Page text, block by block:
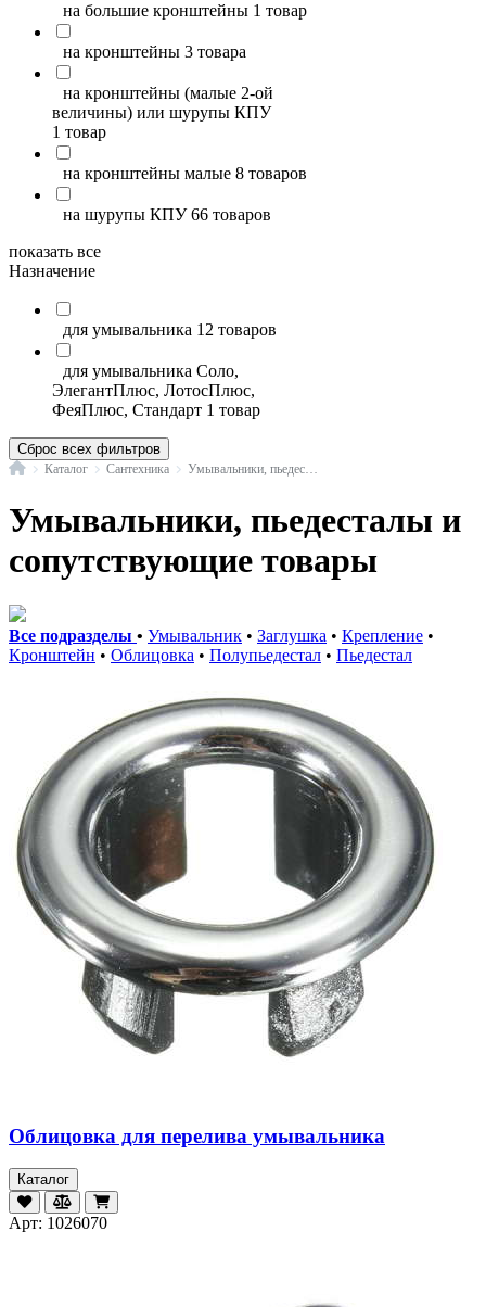
на большие кронштейны 1 товар
на кронштейны 3 товара
на кронштейны (малые 2-ой
величины) или шурупы КПУ
1 товар
на кронштейны малые 8 товаров
на шурупы КПУ 66 товаров
показать все
Назначение
для умывальника 12 товаров
для умывальника Соло,
ЭлегантПлюс, ЛотосПлюс,
ФеяПлюс, Стандарт 1 товар
Сброс всех фильтров
ГлавнаяКаталог Сантехника
Умывальники, пьедесталы и
сопутствующие товары
Все подразделы • Умывальник • Заглушка • Крепление •
Кронштейн • Облицовка • Полупьедестал • Пьедестал
Облицовка для перелива умывальника
Каталог
Арт: 1026070